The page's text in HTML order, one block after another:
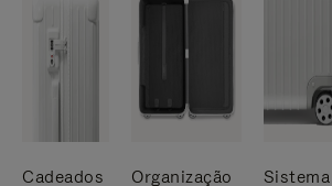
Cadeados
Organização
Sistema